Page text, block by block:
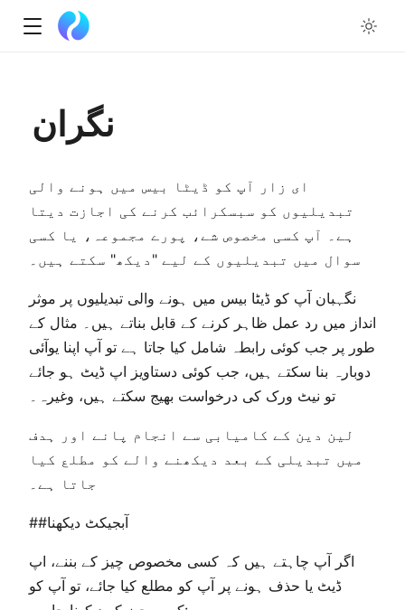
نگران
ای زار آپ کو ڈیٹا بیس میں ہونے والی
تبدیلیوں کو سبسکرائب کرنے کی اجازت دیتا
ہے۔ آپ کسی مخصوص شے، پورے مجموعہ، یا کسی
سوال میں تبدیلیوں کے لیے "دیکھ" سکتے ہیں۔
نگہبان آپ کو ڈیٹا بیس میں ہونے والی تبدیلیوں پر موثر
انداز میں رد عمل ظاہر کرنے کے قابل بناتے ہیں۔ مثال کے
طور پر جب کوئی رابطہ شامل کیا جاتا ہے تو آپ اپنا یوآئی
دوبارہ بنا سکتے ہیں، جب کوئی دستاویز اپ ڈیٹ ہو جائے
تو نیٹ ورک کی درخواست بھیج سکتے ہیں، وغیرہ۔
لین دین کے کامیابی سے انجام پانے اور ہدف
میں تبدیلی کے بعد دیکھنے والے کو مطلع کیا
جاتا ہے۔
##آبجیکٹ دیکھنا
اگر آپ چاہتے ہیں کہ کسی مخصوص چیز کے بننے، اپ
ڈیٹ یا حذف ہونے پر آپ کو مطلع کیا جائے، تو آپ کو